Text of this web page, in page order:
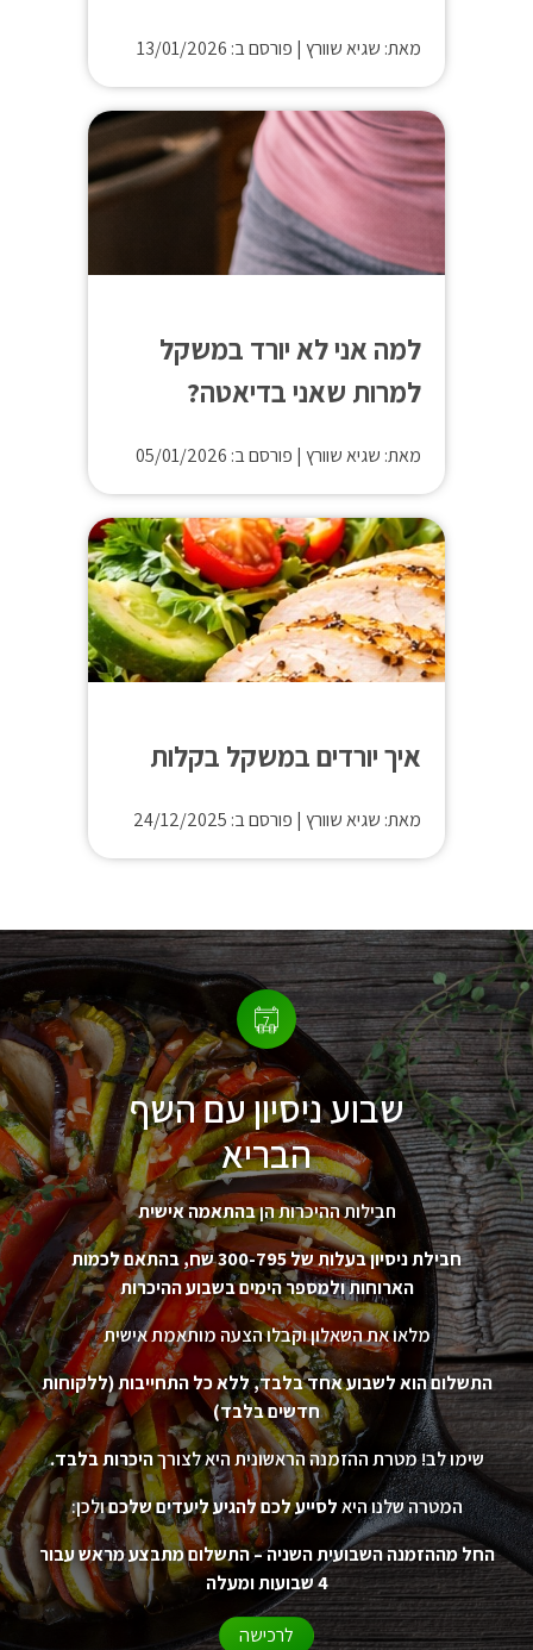
מאת: שגיא שוורץ | פורסם ב: 13/01/2026
למה אני לא יורד במשקל
למרות שאני בדיאטה?
מאת: שגיא שוורץ | פורסם ב: 05/01/2026
איך יורדים במשקל בקלות
מאת: שגיא שוורץ | פורסם ב: 24/12/2025
שבוע ניסיון עם השף
הבריא
חבילות ההיכרות הןבהתאמה אישית
חבילת ניסיון בעלות של 300-795 שח, בהתאם לכמות
הארוחות ולמספר הימים בשבוע ההיכרות
מלאו את השאלון וקבלו הצעה מותאמת אישית
התשלום הוא לשבוע אחד בלבד, ללא כל התחייבות (ללקוחות
חדשים בלבד)
שימו לב! מטרת ההזמנה הראשונית היא לצורךהיכרות בלבד.
המטרה שלנו היאלסייע לכם להגיע ליעדים שלכםולכן:
החל מההזמנה השבועית השניה – התשלום מתבצע מראש עבור
4 שבועות ומעלה
לרכישה